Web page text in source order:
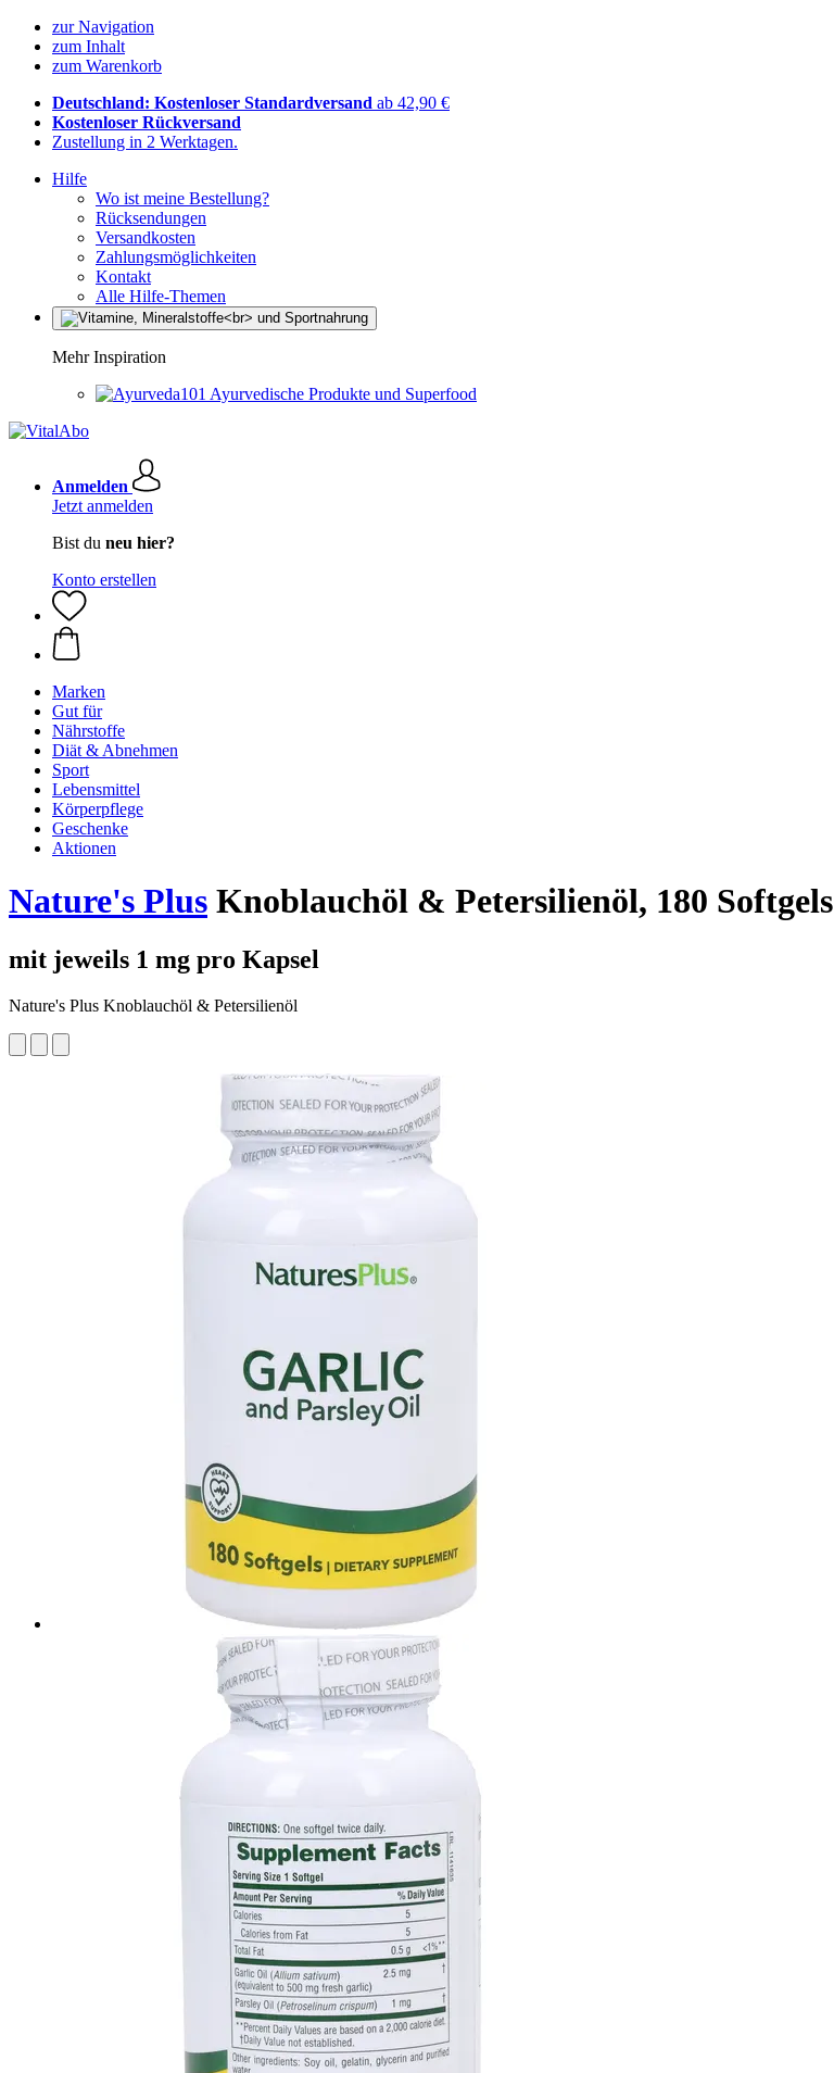
zur Navigation
zum Inhalt
zum Warenkorb
Deutschland: Kostenloser Standardversand ab 42,90 €
Kostenloser Rückversand
Zustellung in 2 Werktagen.
Hilfe
Wo ist meine Bestellung?
Rücksendungen
Versandkosten
Zahlungsmöglichkeiten
Kontakt
Alle Hilfe-Themen
Mehr Inspiration
Ayurvedische Produkte und Superfood
Anmelden
Jetzt anmelden
Bist du neu hier?
Konto erstellen
Marken
Gut für
Nährstoffe
Diät & Abnehmen
Sport
Lebensmittel
Körperpflege
Geschenke
Aktionen
Nature's Plus Knoblauchöl & Petersilienöl, 180 Softgels
mit jeweils 1 mg pro Kapsel
Nature's Plus Knoblauchöl & Petersilienöl